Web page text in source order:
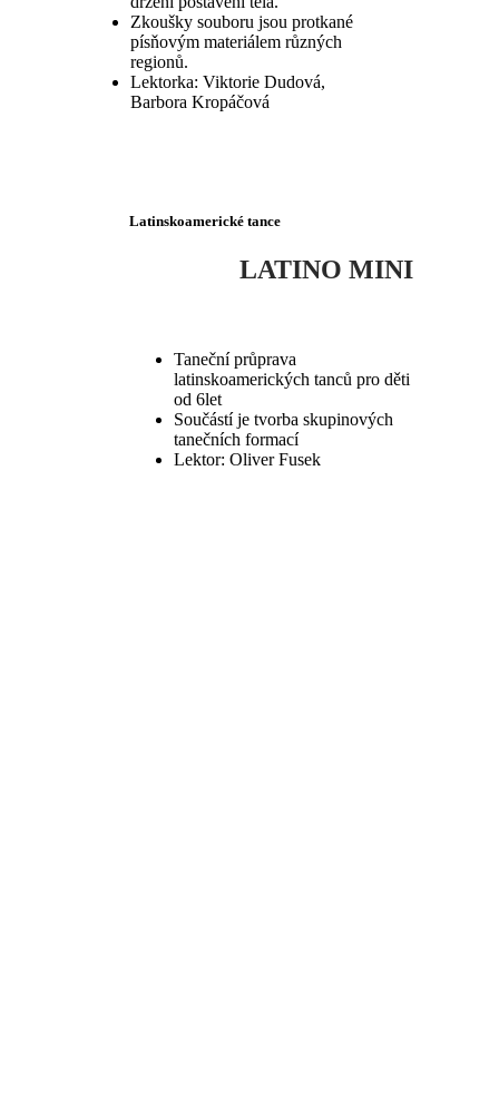
Zkoušky souboru jsou protkané
písňovým materiálem různých
regionů.
Lektorka: Viktorie Dudová,
Barbora Kropáčová
Latinskoamerické tance
LATINO MINI
Taneční průprava
latinskoamerických tanců pro děti
od 6let
Součástí je tvorba skupinových
tanečních formací
Lektor: Oliver Fusek